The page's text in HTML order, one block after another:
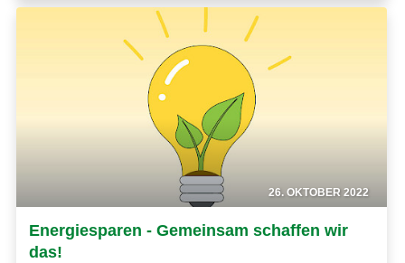
26. OKTOBER 2022
Energiesparen - Gemeinsam schaffen wir
das!